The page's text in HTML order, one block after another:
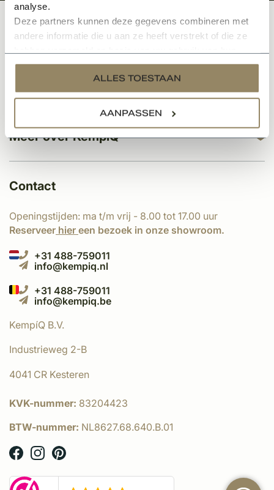
analyse.
Deze partners kunnen deze gegevens combineren met
andere informatie die u aan ze heeft verstrekt of die ze
services.
ALLES TOESTAAN
AANPASSEN
Meer over KempíQ
Klantenservice
Contact
Openingstijden: ma t/m vrij - 8.00 tot 17.00 uur
Reserveer hier een bezoek in onze showroom.
+31 488-759011
info@kempiq.nl
+31 488-759011
info@kempiq.be
KempíQ B.V.
Industrieweg 2-B
4041 CR Kesteren
KVK-nummer: 83204423
BTW-nummer: NL8627.68.640.B.01